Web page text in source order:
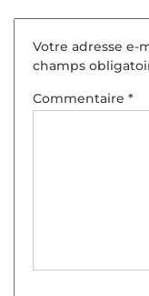
Votre adresse e-
champs
Commentaire *